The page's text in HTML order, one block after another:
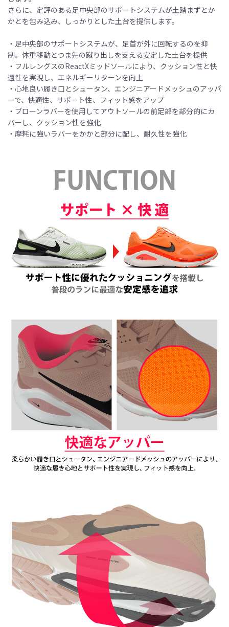
さらに、定評のある足中央部のサポートシステムが土踏まずとか
かとを包み込み、しっかりとした土台を提供します。
・足中央部のサポートシステムが、足首が外に回転するのを抑
制。体重移動とつま先の蹴り出しを支える安定した土台を提供
・フルレングスのReactXミッドソールにより、クッション性と快
適性を実現し、エネルギーリターンを向上
・心地良い履き口とシュータン、エンジニアードメッシュのアッパ
ーで、快適性、サポート性、フィット感をアップ
・ブローンラバーを使用してアウトソールの前足部を部分的にカ
バーし、クッション性を強化
・摩耗に強いラバーをかかと部分に配し、耐久性を強化